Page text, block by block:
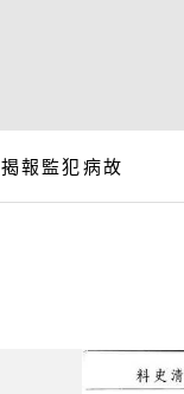
揭報監犯病故